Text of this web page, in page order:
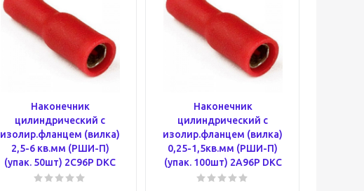
Наконечник
цилиндрический с
изолир.фланцем (вилка)
2,5-6 кв.мм (РШИ-П)
(упак. 50шт) 2C96P DKC
Наконечник
цилиндрический с
изолир.фланцем (вилка)
0,25-1,5кв.мм (РШИ-П)
(упак. 100шт) 2A96P DKC